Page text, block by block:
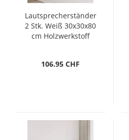
Lautsprecherständer
2 Stk. Weiß 30x30x80
cm Holzwerkstoff
106.95 CHF